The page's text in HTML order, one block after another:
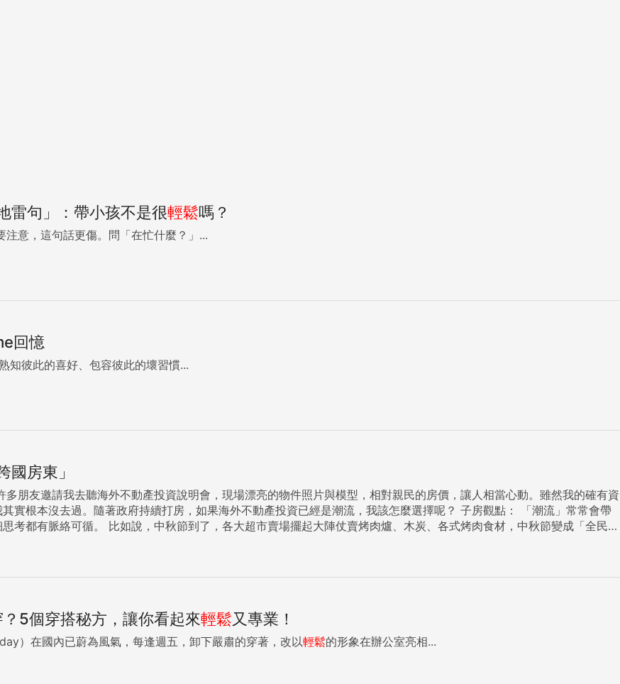
雷句」：帶小孩不是很輕鬆嗎？
萬要注意，這句話更傷。問「在忙什麼？」...
回憶
走之旅 熟知彼此的喜好、包容彼此的壞習慣...
國房東」
沒去過。隨著政府持續打房，如果海外不動產投資已經是潮流，我該怎麼選擇呢？ 子房觀點： 「潮流」常常會帶
陣仗賣烤肉爐、木炭、各式烤肉食材，中秋節變成「全民烤
對上「金蘭醬油烤肉大會」，緊接著年年中秋前夕大量廣告加上與超市賣場結合的促銷活動，掀起了台灣中秋節全民烤肉
海外，吸引大家把資金往國外投資。有房仲業者推估，海外投資市場總額上看500億，但其實算算，也只占全台住宅市場
房仲持續舉辦海外投資說明會，進軍日本、馬來西亞、美國、英國、澳洲、加拿
多房地產投資人考慮的選項，對於習慣將房地產作為重要資產配置的華人來說，該怎麼選擇合適的國家與標的呢？全世界有
資不動產有兩種形式。第一種叫做海外直接投資（Foreign Direct
5個穿搭秘方，讓你看起來輕鬆又專業！
）在國內已蔚為風氣，每逢週五，卸下嚴肅的穿著，改以輕鬆的形象在辦公室亮相...